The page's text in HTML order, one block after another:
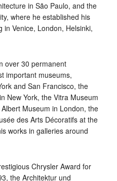
in São Paulo, and the
where he established his
in Venice, London, Helsinki,
over 30 permanent
important museums,
and San Francisco, the
New York, the Vitra Museum
Museum in London, the
des Arts Décoratifs at the
works in galleries around
Chrysler Award for
the Architektur und